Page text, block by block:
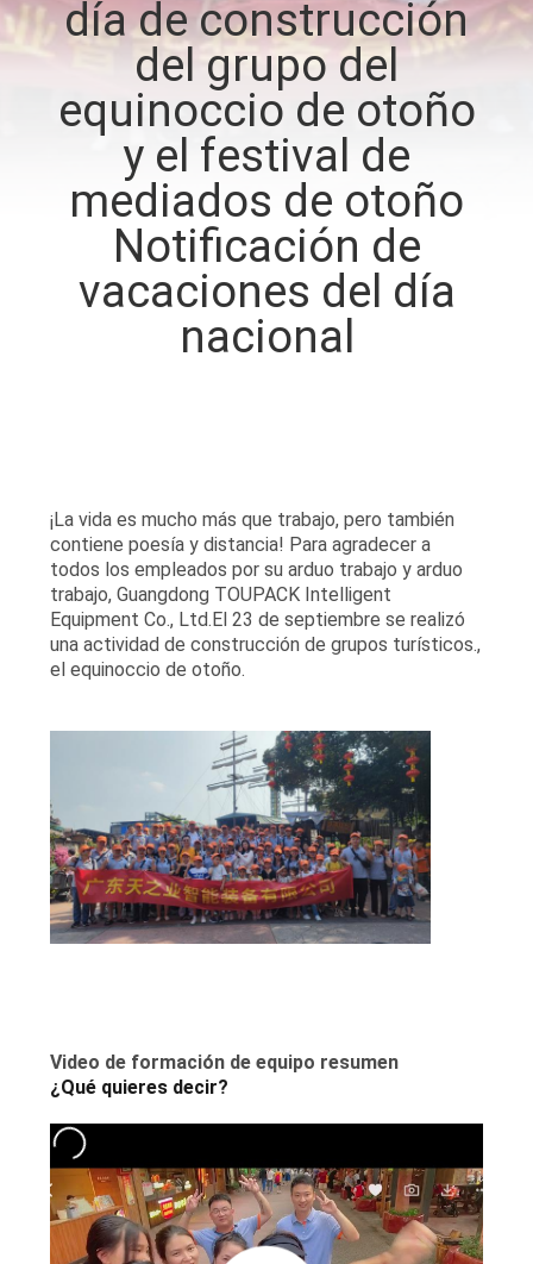
CONTROL
CALIDAD
CONTÁCTENOS
NOTICIAS
MAPA
DEL
SITIO
PRIVACIDAD
día de construcción
del grupo del
equinoccio de otoño
y el festival de
mediados de otoño
Notificación de
vacaciones del día
nacional
¡La vida es mucho más que trabajo, pero también
contiene poesía y distancia! Para agradecer a
todos los empleados por su arduo trabajo y arduo
trabajo, Guangdong TOUPACK Intelligent
Equipment Co., Ltd.El 23 de septiembre se realizó
una actividad de construcción de grupos turísticos.,
el equinoccio de otoño.
Video de formación de equipo resumen
¿Qué quieres decir?